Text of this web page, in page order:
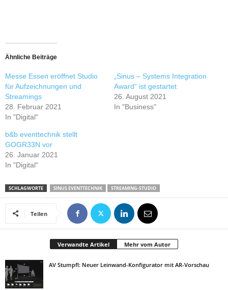
Ähnliche Beiträge
Messe Essen eröffnet Studio
für Aufzeichnungen und
Streamings
28. Februar 2021
In "Digital"
„Sinus – Systems Integration
Award“ ist gestartet
26. August 2021
In "Business"
b&b eventtechnik stellt
GOGR33N vor
26. Januar 2021
In "Digital"
SCHLAGWORTE SINUS EVENTTECHNIK STREAMING-STUDIO
Teilen
Verwandte Artikel Mehr vom Autor
AV Stumpfl: Neuer Leinwand-Konfigurator mit AR-Vorschau